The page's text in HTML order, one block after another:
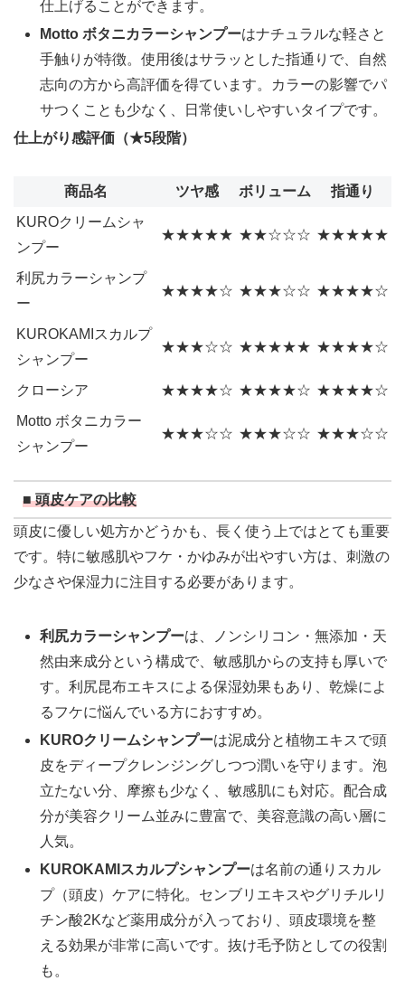
仕上げることができます。
Motto ボタニカラーシャンプーはナチュラルな軽さと
手触りが特徴。使用後はサラッとした指通りで、自然
志向の方から高評価を得ています。カラーの影響でパ
サつくことも少なく、日常使いしやすいタイプです。
仕上がり感評価（★5段階）
商品名 ツヤ感 ボリューム
指通り
KUROクリームシャ
ンプー
★★★★★ ★★☆☆☆ ★★★★★
利尻カラーシャンプ
ー
★★★★☆ ★★★☆☆ ★★★★☆
KUROKAMIスカルプ
シャンプー
★★★☆☆ ★★★★★ ★★★★☆
クローシア ★★★★☆ ★★★★☆ ★★★★☆
Motto ボタニカラー
シャンプー
★★★☆☆ ★★★☆☆ ★★★☆☆
■ 頭皮ケアの比較
頭皮に優しい処方かどうかも、長く使う上ではとても重要
です。特に敏感肌やフケ・かゆみが出やすい方は、刺激の
少なさや保湿力に注目する必要があります。
利尻カラーシャンプーは、ノンシリコン・無添加・天
然由来成分という構成で、敏感肌からの支持も厚いで
す。利尻昆布エキスによる保湿効果もあり、乾燥によ
るフケに悩んでいる方におすすめ。
KUROクリームシャンプーは泥成分と植物エキスで頭
皮をディープクレンジングしつつ潤いを守ります。泡
立たない分、摩擦も少なく、敏感肌にも対応。配合成
分が美容クリーム並みに豊富で、美容意識の高い層に
人気。
KUROKAMIスカルプシャンプーは名前の通りスカル
プ（頭皮）ケアに特化。センブリエキスやグリチルリ
チン酸2Kなど薬用成分が入っており、頭皮環境を整
える効果が非常に高いです。抜け毛予防としての役割
も。